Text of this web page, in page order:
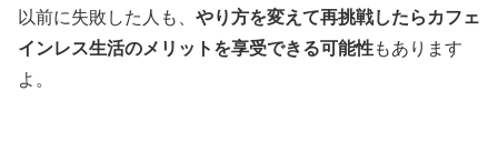
以前に失敗した人も、 やり方を変えて再挑戦したらカフェ
インレス生活のメリットを享受できる可能性もあります
よ。